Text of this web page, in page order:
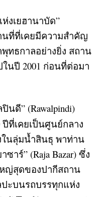
งเยฮานาบัด”
านที่ที่เคยมีความสำคัญ
ทธกาลอย่างยิ่ง สถาน
นปี 2001 ก่อนที่ต่อมา
นดี” (Rawalpindi)
ปีที่เคยเป็นศูนย์กลาง
นลุ่มน้ำสินธุ พาท่าน
าร์” (Raja Bazar) ซึ่ง
ญ่สุดของปากีสถาน
ะบนรถบรรทุกแห่ง